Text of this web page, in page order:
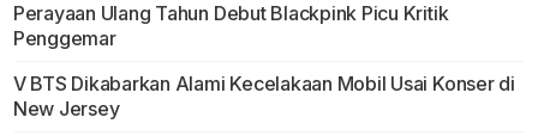
Perayaan Ulang Tahun Debut Blackpink Picu Kritik
Penggemar
V BTS Dikabarkan Alami Kecelakaan Mobil Usai Konser di
New Jersey